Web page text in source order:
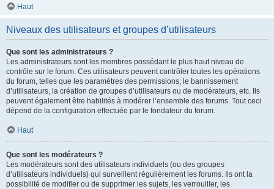
Haut
Niveaux des utilisateurs et groupes d’utilisateurs
Que sont les administrateurs ?
Les administrateurs sont les membres possédant le plus haut niveau de
contrôle sur le forum. Ces utilisateurs peuvent contrôler toutes les opérations
du forum, telles que les paramètres des permissions, le bannissement
d’utilisateurs, la création de groupes d’utilisateurs ou de modérateurs, etc. Ils
peuvent également être habilités à modérer l’ensemble des forums. Tout ceci
dépend de la configuration effectuée par le fondateur du forum.
Haut
Que sont les modérateurs ?
Les modérateurs sont des utilisateurs individuels (ou des groupes
d’utilisateurs individuels) qui surveillent régulièrement les forums. Ils ont la
possibilité de modifier ou de supprimer les sujets, les verrouiller, les